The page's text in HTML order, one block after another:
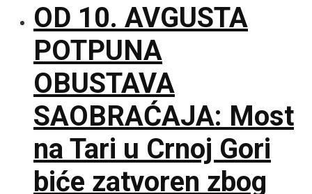
OD 10. AVGUSTA
POTPUNA
OBUSTAVA
SAOBRAĆAJA: Most
na Tari u Crnoj Gori
biće zatvoren zbog